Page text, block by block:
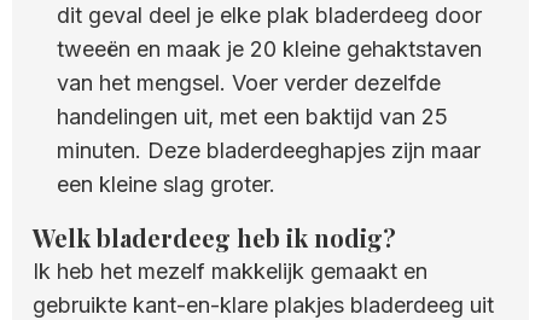
dit geval deel je elke plak bladerdeeg door
tweeën en maak je 20 kleine gehaktstaven
van het mengsel. Voer verder dezelfde
handelingen uit, met een baktijd van 25
minuten. Deze bladerdeeghapjes zijn maar
een kleine slag groter.
Welk bladerdeeg heb ik nodig?
Ik heb het mezelf makkelijk gemaakt en
gebruikte kant-en-klare plakjes bladerdeeg uit